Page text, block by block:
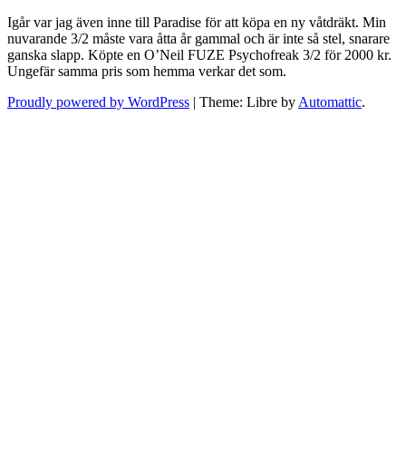
Igår var jag även inne till Paradise för att köpa en ny våtdräkt. Min
nuvarande 3/2 måste vara åtta år gammal och är inte så stel, snarare
ganska slapp. Köpte en O’Neil FUZE Psychofreak 3/2 för 2000 kr.
Ungefär samma pris som hemma verkar det som.
Proudly powered by WordPress | Theme: Libre by Automattic.